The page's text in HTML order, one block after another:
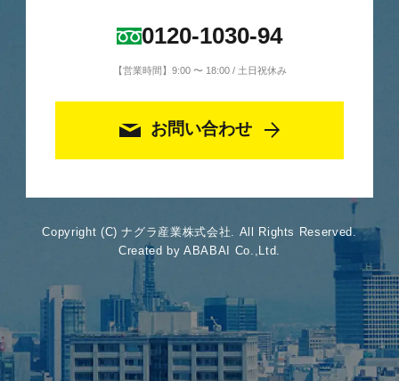
Copyright (C) ナグラ産業株式会社. All Rights Reserved.
Created by ABABAI Co.,Ltd.
0120-1030-94
【営業時間】9:00 〜 18:00 / 土日祝休み
お問い合わせ